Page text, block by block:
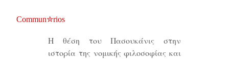
Commun✮rios
Η θέση του Πασουκάνις στην
ιστορία της νομικής φιλοσοφίας και